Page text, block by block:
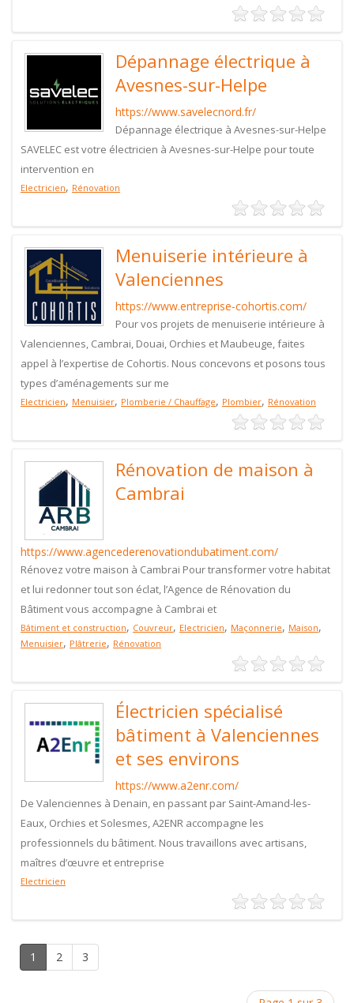
Dépannage électrique à
Avesnes-sur-Helpe
https://www.savelecnord.fr/
Dépannage électrique à Avesnes-sur-Helpe
SAVELEC est votre électricien à Avesnes-sur-Helpe pour toute
intervention en
Electricien, Rénovation
Menuiserie intérieure à
Valenciennes
https://www.entreprise-cohortis.com/
Pour vos projets de menuiserie intérieure à
Valenciennes, Cambrai, Douai, Orchies et Maubeuge, faites
appel à l’expertise de Cohortis. Nous concevons et posons tous
types d’aménagements sur me
Electricien, Menuisier, Plomberie / Chauffage, Plombier, Rénovation
Rénovation de maison à
Cambrai
https://www.agencederenovationdubatiment.com/
Rénovez votre maison à Cambrai Pour transformer votre habitat
et lui redonner tout son éclat, l’Agence de Rénovation du
Bâtiment vous accompagne à Cambrai et
Bâtiment et construction, Couvreur, Electricien, Maçonnerie, Maison,
Menuisier, Plâtrerie, Rénovation
Électricien spécialisé
bâtiment à Valenciennes
et ses environs
https://www.a2enr.com/
De Valenciennes à Denain, en passant par Saint-Amand-les-
Eaux, Orchies et Solesmes, A2ENR accompagne les
professionnels du bâtiment. Nous travaillons avec artisans,
maîtres d’œuvre et entreprise
Electricien
1 2 3